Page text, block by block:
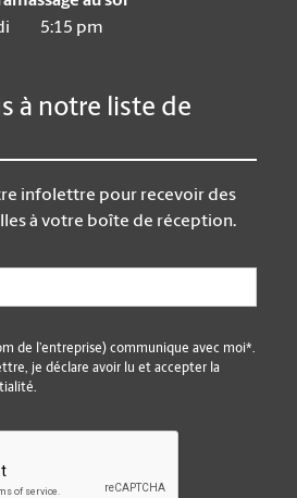
5:15 pm
à notre liste de
infolettre pour recevoir des
à votre boîte de réception.
de l’entreprise) communique avec moi*.
je déclare avoir lu et accepter la